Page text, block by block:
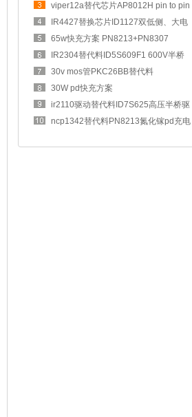
viper12a替代芯片AP8012H pin to pin
兼容不
IR4427替换芯片ID1127双低侧、大电
流驱动，
65w快充方案 PN8213+PN8307
IR2304替代料ID5S609F1 600V半桥
驱动芯片
30v mos管PKC26BB替代料
SVG032R4NL5
30W pd快充方案
PN8165+PN8307H(A)
ir2110驱动替代料ID7S625高压半桥驱
动芯片
ncp1342替代料PN8213氮化镓pd充电